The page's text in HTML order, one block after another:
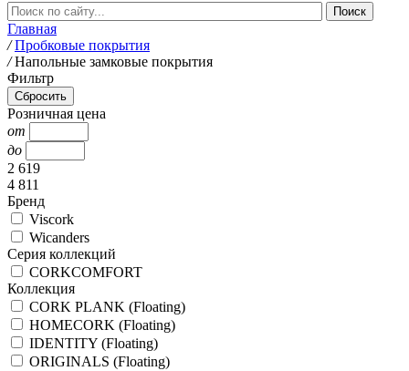
Главная
/ Пробковые покрытия
/ Напольные замковые покрытия
Фильтр
Розничная цена
от
до
2 619
4 811
Бренд
Viscork
Wicanders
Серия коллекций
CORKCOMFORT
Коллекция
CORK PLANK (Floating)
HOMECORK (Floating)
IDENTITY (Floating)
ORIGINALS (Floating)